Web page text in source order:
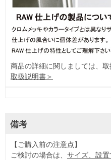
商品の詳細に関しましては、取
取扱説明書＞
備考
【ご購入前の注意点】
ご検討の場合は、 サイズ、設